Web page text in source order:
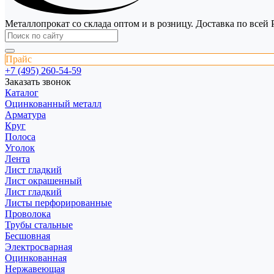
Металлопрокат со склада оптом и в розницу. Доставка по всей
Прайс
+7 (495) 260-54-59
Заказать звонок
Каталог
Оцинкованный металл
Арматура
Круг
Полоса
Уголок
Лента
Лист гладкий
Лист окрашенный
Лист гладкий
Листы перфорированные
Проволока
Трубы стальные
Бесшовная
Электросварная
Оцинкованная
Нержавеющая